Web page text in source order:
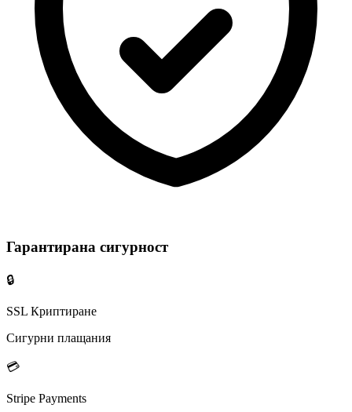
Гарантирана сигурност
🔒
SSL Криптиране
Сигурни плащания
💳
Stripe Payments